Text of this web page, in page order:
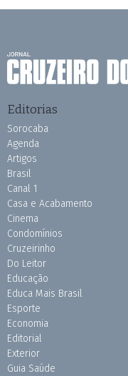
Editorias
Sorocaba
Agenda
Artigos
Brasil
Canal 1
Casa e Acabamento
Cinema
Condomínios
Cruzeirinho
Do Leitor
Educação
Educa Mais Brasil
Esporte
Economia
Editorial
Exterior
Guia Saúde